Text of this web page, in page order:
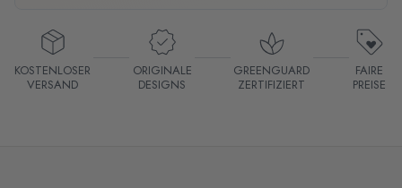
KOSTENLOSER
VERSAND
ORIGINALE
DESIGNS
GREENGUARD
ZERTIFIZIERT
FAIRE
PREISE